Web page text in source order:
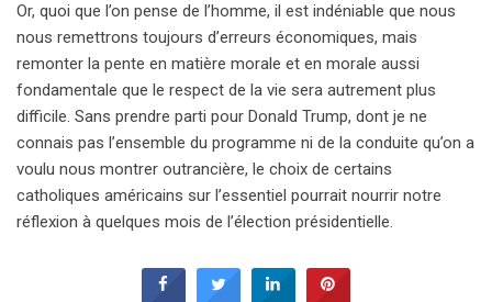
Or, quoi que l’on pense de l’homme, il est indéniable que nous
nous remettrons toujours d’erreurs économiques, mais
remonter la pente en matière morale et en morale aussi
fondamentale que le respect de la vie sera autrement plus
difficile. Sans prendre parti pour Donald Trump, dont je ne
connais pas l’ensemble du programme ni de la conduite qu’on a
voulu nous montrer outrancière, le choix de certains
catholiques américains sur l’essentiel pourrait nourrir notre
réflexion à quelques mois de l’élection présidentielle.